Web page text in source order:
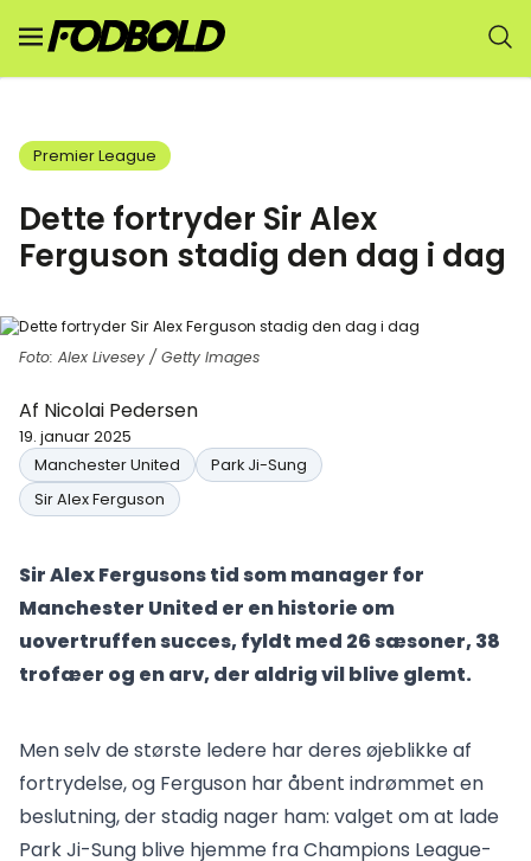
Premier League
Dette fortryder Sir Alex
Ferguson stadig den dag i dag
Foto: Alex Livesey / Getty Images
Af Nicolai Pedersen
19. januar 2025
Manchester United
Park Ji-Sung
Sir Alex Ferguson
Sir Alex Fergusons tid som manager for
Manchester United er en historie om
uovertruffen succes, fyldt med 26 sæsoner, 38
trofæer og en arv, der aldrig vil blive glemt.
Men selv de største ledere har deres øjeblikke af
fortrydelse, og Ferguson har åbent indrømmet en
beslutning, der stadig nager ham: valget om at lade
Park Ji-Sung blive hjemme fra Champions League-